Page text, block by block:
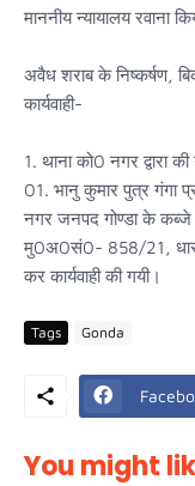
माननीय न्यायालय रवाना
अवैध शराब के निष्कर्षण,
कार्यवाही-
1. थाना को0 नगर द्वारा की
01. भानु कुमार पुत्र गंगा
नगर जनपद गोण्डा के
मु0अ0सं0- 858/21,
कर कार्यवाही की गयी।
Tags Gonda
You might